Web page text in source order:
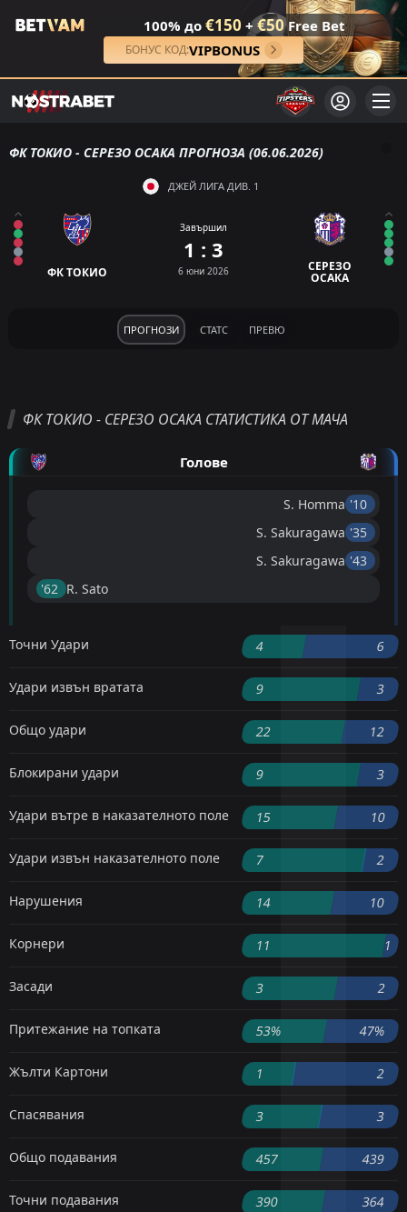
100% до €150 + €50Free Bet
БОНУС КОД:VIPBONUS
ФК ТОКИО - СЕРЕЗО ОСАКА ПРОГНОЗА (06.06.2026)
ДЖЕЙ ЛИГА ДИВ. 1
ФК ТОКИО
Завършил
1 : 3
6 юни 2026 СЕРЕЗО
ОСАКА
ПРОГНОЗИ СТАТС ПРЕВЮ
ФК ТОКИО - СЕРЕЗО ОСАКА СТАТИСТИКА ОТ МАЧА
Голове
S. Homma '10 ︎
S. Sakuragawa '35 ︎
S. Sakuragawa '43 ︎
'62 ︎ R. Sato
Точни Удари 4 6
Удари извън вратата 9 3
Общо удари 22 12
Блокирани удари 9 3
Удари вътре в наказателното поле 15 10
Удари извън наказателното поле 7 2
Нарушения 14 10
Корнери 11 1
Засади 3 2
Притежание на топката 53% 47%
Жълти Картони 1 2
Спасявания 3 3
Общо подавания 457 439
Точни подавания 390 364